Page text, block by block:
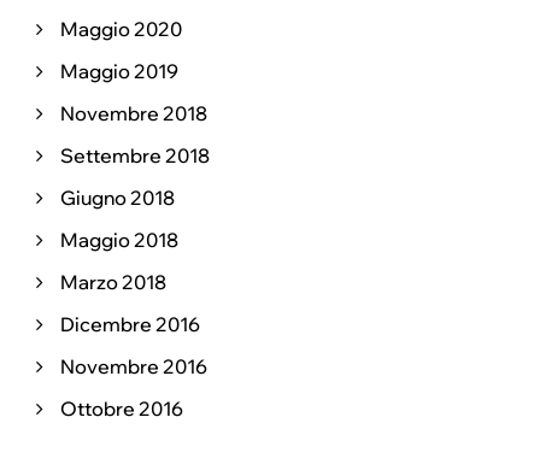
Maggio 2020
Maggio 2019
Novembre 2018
Settembre 2018
Giugno 2018
Maggio 2018
Marzo 2018
Dicembre 2016
Novembre 2016
Ottobre 2016